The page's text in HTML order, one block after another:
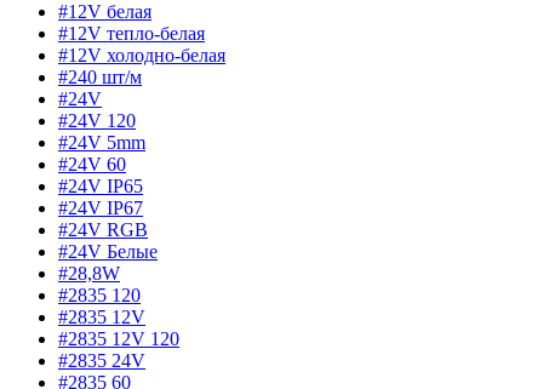
#12V белая
#12V тепло-белая
#12V холодно-белая
#240 шт/м
#24V
#24V 120
#24V 5mm
#24V 60
#24V IP65
#24V IP67
#24V RGB
#24V Белые
#28,8W
#2835 120
#2835 12V
#2835 12V 120
#2835 24V
#2835 60